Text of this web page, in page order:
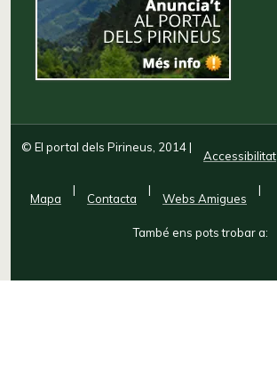
© El portal dels Pirineus, 2014|
Accessibilitat
Mapa
|
Contacta
|
Webs Amigues
|
També ens pots trobar a: